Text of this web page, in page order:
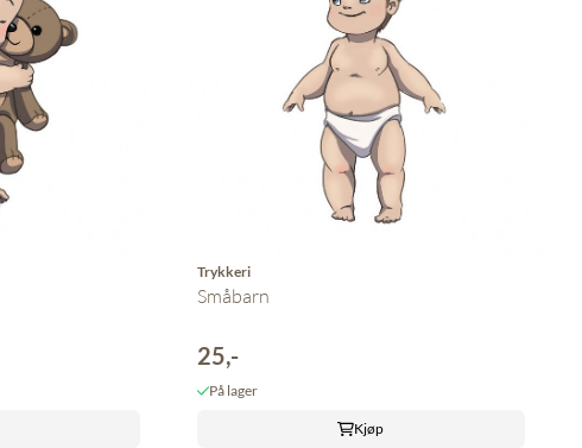
Trykkeri
Småbarn
25,-
På lager
Kjøp